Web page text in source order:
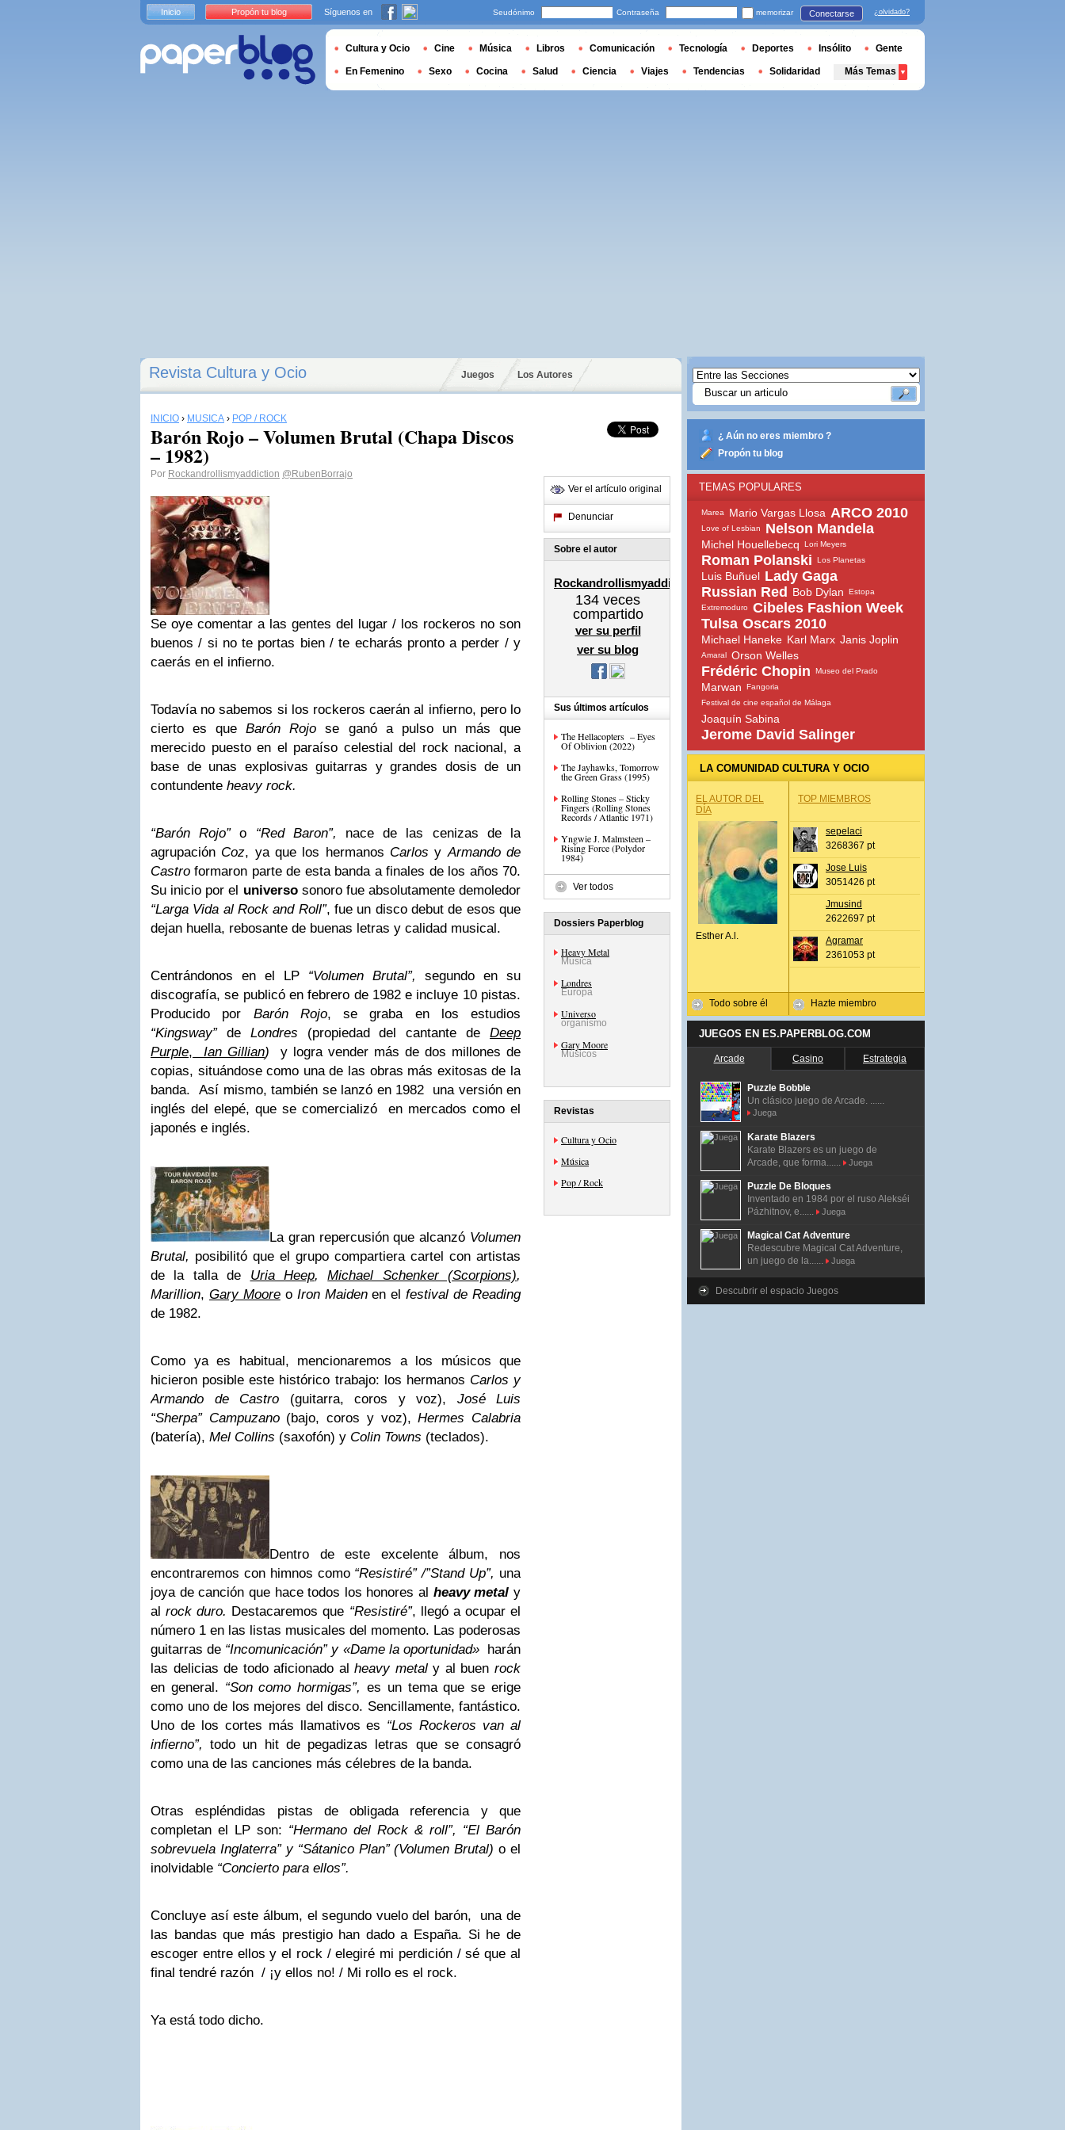
Revista Cultura y Ocio Juegos Los Autores
INICIO › MÚSICA › POP / ROCK
Barón Rojo – Volumen Brutal (Chapa Discos
– 1982)
Por Rockandrollismyaddiction @RubenBorrajo
Se oye comentar a las gentes del lugar / los rockeros no son
buenos / si no te portas bien / te echarás pronto a perder / y
caerás en el infierno.
Todavía no sabemos si los rockeros caerán al infierno, pero lo
cierto es queBarón Rojo se ganó a pulso un más que
merecido puesto en el paraíso celestial del rock nacional, a
base de unas explosivas guitarras y grandes dosis de un
contundente heavy rock.
“Barón Rojo”o “Red Baron”, nace de las cenizas de la
agrupación Coz, ya que los hermanos CarlosyArmando de
Castro formaron parte de esta banda a finales de los años 70.
Su inicio por el universosonoro fue absolutamente demoledor
“Larga Vida al Rock and Roll”, fue un disco debut de esos que
dejan huella, rebosante de buenas letras y calidad musical.
Centrándonos en el LP “Volumen Brutal”,
segundo en su
discografía, se publicó en febrero de 1982 e incluye 10 pistas.
Producido por Barón Rojo, se graba en los estudios
“Kingsway”de Londres (propiedad del cantante de
Deep
Purple, Ian Gillian)
y logra vender más de dos millones de
copias, situándose como una de las obras más exitosas de la
banda. Así mismo, también se lanzó en 1982 una versión en
inglés del elepé, que se comercializó en mercados como el
japonés e inglés.
La gran repercusión que alcanzó Volumen
Brutal, posibilitó que el grupo compartiera cartel con artistas
de la talla de Uria Heep, Michael Schenker (Scorpions),
Marillion, Gary Mooreo Iron Maidenen elfestival de Reading
de 1982.
Como ya es habitual, mencionaremos a los músicos que
hicieron posible este histórico trabajo: los hermanos Carlos y
Armando de Castro (guitarra, coros y voz), José Luis
“Sherpa” Campuzano (bajo, coros y voz),Hermes Calabria
(batería), Mel Collins (saxofón) y Colin Towns (teclados).
Dentro de este excelente álbum, nos
encontraremos con himnos como “Resistiré” /”Stand Up”, una
joya de canción que hace todos los honores al heavy metal y
alrock duro. Destacaremos que “Resistiré”, llegó a ocupar el
número 1 en las listas musicales del momento. Las poderosas
guitarras de “Incomunicación” y «Dame la oportunidad»harán
las delicias de todo aficionado alheavy metaly al buenrock
en general. “Son como hormigas”, es un tema que se erige
como uno de los mejores del disco. Sencillamente, fantástico.
Uno de los cortes más llamativos es “Los Rockeros van al
infierno”, todo un hit de pegadizas letras que se consagró
como una de las canciones más célebres de la banda.
Otras espléndidas pistas de obligada referencia y que
completan el LP son: “Hermano del Rock & roll”, “El Barón
sobrevuela Inglaterra” y “Sátanico Plan” (Volumen Brutal)o el
inolvidable “Concierto para ellos”.
Concluye así este álbum, el segundo vuelo del barón, una de
las bandas que más prestigio han dado a España. Si he de
escoger entre ellos y el rock / elegiré mi perdición / sé que al
final tendré razón / ¡y ellos no! / Mi rollo es el rock.
Ya está todo dicho.
Ver el artículo original
Denunciar
Sobre el autor
Rockandrollismyaddiction
134 veces
compartido
ver su perfil
ver su blog
Sus últimos artículos
The Hellacopters – Eyes
Of Oblivion (2022)
The Jayhawks, Tomorrow
the Green Grass (1995)
Rolling Stones – Sticky
Fingers (Rolling Stones
Records / Atlantic 1971)
Yngwie J. Malmsteen –
Rising Force (Polydor
1984)
Ver todos
Dossiers Paperblog
Heavy Metal
Musica
Londres
Europa
Universo
organismo
Gary Moore
Músicos
Revistas
Cultura y Ocio
Música
Pop / Rock
¿ Aún no eres miembro ?
Propón tu blog
TEMAS POPULARES
Marea Mario Vargas Llosa ARCO 2010
Love of Lesbian Nelson Mandela
Michel Houellebecq Lori Meyers
Roman Polanski Los Planetas
Luis Buñuel Lady Gaga
Russian Red
Bob Dylan
Estopa
Extremoduro
Cibeles Fashion Week
Tulsa Oscars 2010
Michael Haneke Karl Marx Janis Joplin
Amaral Orson Welles
Frédéric Chopin Museo del Prado
Marwan
Fangoria
Festival de cine español de Málaga
Joaquín Sabina
Jerome David Salinger
LA COMUNIDAD CULTURA Y OCIO
EL AUTOR DEL
DÍA
Esther A.l.
Todo sobre él
TOP MIEMBROS
sepelaci
3268367 pt
Jose Luis
3051426 pt
Jmusind
2622697 pt
Agramar
2361053 pt
Hazte miembro
JUEGOS EN ES.PAPERBLOG.COM
Arcade Casino Estrategia
Puzzle Bobble
Un clásico juego de Arcade. ......
Juega
Karate Blazers
Karate Blazers es un juego de
Arcade, que forma......
Juega
Puzzle De Bloques
Inventado en 1984 por el ruso Alekséi
Pázhitnov, e......
Juega
Magical Cat Adventure
Redescubre Magical Cat Adventure,
un juego de la......
Juega
Descubrir el espacio Juegos
Inicio Propón tu blog Síguenos en Seudónimo Contraseña memorizar Conectarse ¿olvidado?
Cultura y Ocio Cine Música Libros Comunicación Tecnología Deportes Insólito Gente
En Femenino Sexo Cocina Salud Ciencia Viajes Tendencias Solidaridad Más Temas